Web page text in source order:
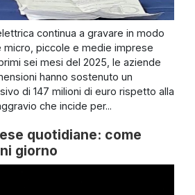
continua a gravare in modo
micro, piccole e medie imprese
sei mesi del 2025, le aziende
hanno sostenuto un
di 147 milioni di euro rispetto alla
che incide per...
quotidiane: come
giorno